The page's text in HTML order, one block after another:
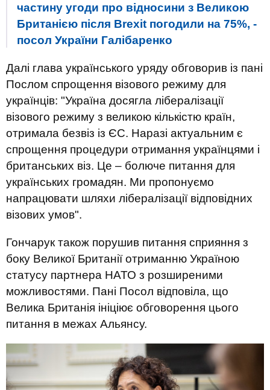
частину угоди про відносини з Великою
Британією після Brexit погодили на 75%, -
посол України Галібаренко
Далі глава українського уряду обговорив із пані
Послом спрощення візового режиму для
українців: "Україна досягла лібералізації
візового режиму з великою кількістю країн,
отримала безвіз із ЄС. Наразі актуальним є
спрощення процедури отримання українцями і
британських віз. Це – болюче питання для
українських громадян. Ми пропонуємо
напрацювати шляхи лібералізації відповідних
візових умов".
Гончарук також порушив питання сприяння з
боку Великої Британії отриманню Україною
статусу партнера НАТО з розширеними
можливостями. Пані Посол відповіла, що
Велика Британія ініціює обговорення цього
питання в межах Альянсу.